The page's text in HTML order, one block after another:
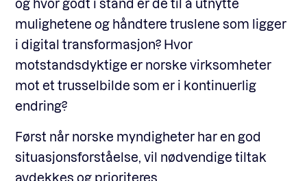
og hvor godt i stand er de til å utnytte
mulighetene og håndtere truslene som ligger
i digital transformasjon? Hvor
motstandsdyktige er norske virksomheter
mot et trusselbilde som er i kontinuerlig
endring?
Først når norske myndigheter har en god
situasjonsforståelse, vil nødvendige tiltak
avdekkes og prioriteres.